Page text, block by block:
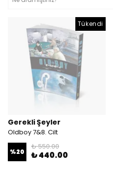
Tükendi
Gerekli Şeyler
Oldboy 7&8. Cilt
%20
₺ 550.00
₺ 440.00